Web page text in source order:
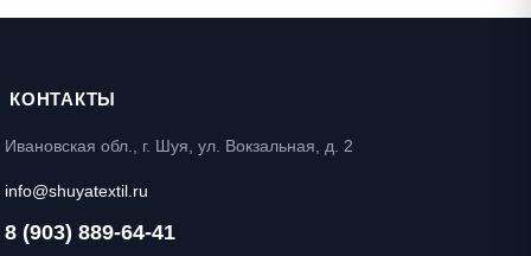
КОНТАКТЫ
Ивановская обл., г. Шуя, ул. Вокзальная, д. 2
info@shuyatextil.ru
8 (903) 889-64-41